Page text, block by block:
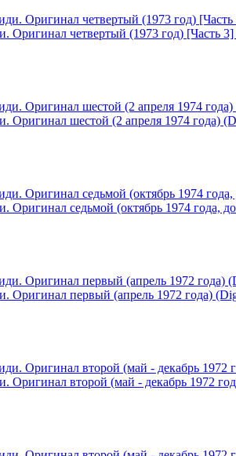
четвертый (1973 год) [Часть
шестой (2 апреля 1974 года)
седьмой (октябрь 1974 года,
первый (апрель 1972 года)
второй (май - декабрь 1972